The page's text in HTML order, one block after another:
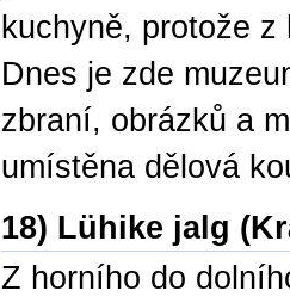
kuchyně, protože
Dnes je zde
zbraní, obrázků a
umístěna dělová
18) Lühike jalg
Z horního do